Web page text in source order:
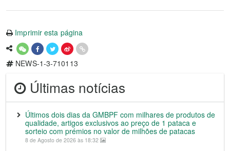
Imprimir esta página
NEWS-1-3-710113
Últimas notícias
Últimos dois dias da GMBPF com milhares de produtos de
qualidade, artigos exclusivos ao preço de 1 pataca e
sorteio com prémios no valor de milhões de patacas
8 de Agosto de 2026 às 18:32